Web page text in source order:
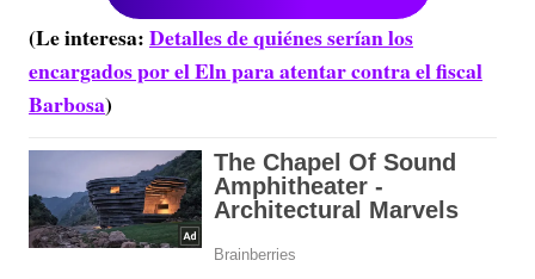
(Le interesa:Detalles de quiénes serían los
encargados por el Eln para atentar contra el fiscal
Barbosa)